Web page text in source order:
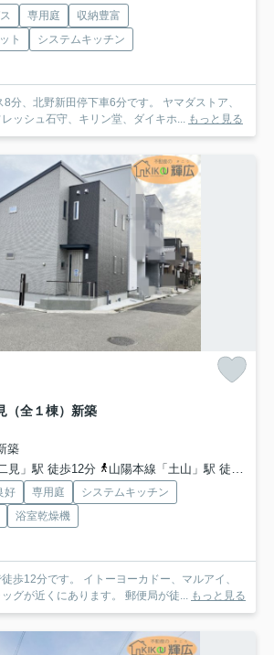
専用庭
収納豊富
ト
システムキッチン
分、北野新田停下車6分です。 ヤマダストア、
ッシュ石守、キリン堂、ダイキホ...
もっと見る
（全１棟）新築
築
見」駅 徒歩12分
山陽本線「土山」駅 徒歩34分
好 専用庭
システムキッチン
浴室乾燥機
歩12分です。 イトーヨーカドー、マルアイ、
グが近くにあります。 郵便局が徒...
もっと見る